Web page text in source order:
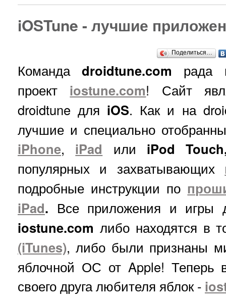
iOSTune - лучшие
Поделиться…
Командаdroidtune.com рада
проект iostune.com! Сайт
droidtune для iOS. Как и на
лучшие и специально
iPhone, iPad или iPod
популярных и захватывающих
подробные инструкции по
iPad. Все приложения и игры
iostune.com либо находятся в
(iTunes), либо были признаны
яблочной ОС от Apple! Теперь
своего друга любителя яблок -